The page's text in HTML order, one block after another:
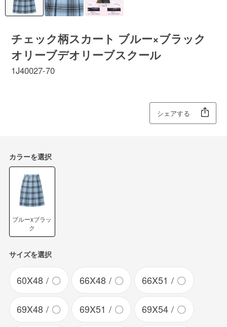
チェック柄スカート ブルー×ブラック
オリーブデオリーブスクール
1J40027-70
シェアする
カラーを選択
ブルーxブラッ
ク
サイズを選択
60X48 〇 66X48 〇 66X51 〇
69X48 〇 69X51 〇 69X54 〇